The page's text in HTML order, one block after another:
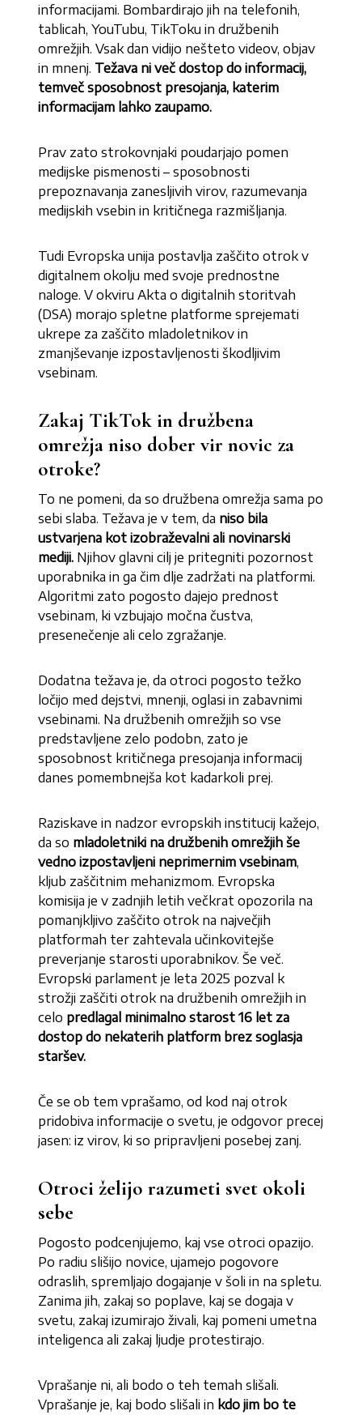
informacijami. Bombardirajo jih na telefonih,
tablicah, YouTubu, TikToku in družbenih
omrežjih. Vsak dan vidijo nešteto videov, objav
in mnenj. Težava ni več dostop do informacij,
temveč sposobnost presojanja, katerim
informacijam lahko zaupamo.
Prav zato strokovnjaki poudarjajo pomen
medijske pismenosti – sposobnosti
prepoznavanja zanesljivih virov, razumevanja
medijskih vsebin in kritičnega razmišljanja.
Tudi Evropska unija postavlja zaščito otrok v
digitalnem okolju med svoje prednostne
naloge. V okviru Akta o digitalnih storitvah
(DSA) morajo spletne platforme sprejemati
ukrepe za zaščito mladoletnikov in
zmanjševanje izpostavljenosti škodljivim
vsebinam.
Zakaj TikTok in družbena
omrežja niso dober vir novic za
otroke?
To ne pomeni, da so družbena omrežja sama po
sebi slaba. Težava je v tem, da niso bila
ustvarjena kot izobraževalni ali novinarski
mediji. Njihov glavni cilj je pritegniti pozornost
uporabnika in ga čim dlje zadržati na platformi.
Algoritmi zato pogosto dajejo prednost
vsebinam, ki vzbujajo močna čustva,
presenečenje ali celo zgražanje.
Dodatna težava je, da otroci pogosto težko
ločijo med dejstvi, mnenji, oglasi in zabavnimi
vsebinami. Na družbenih omrežjih so vse
predstavljene zelo podobn, zato je
sposobnost kritičnega presojanja informacij
danes pomembnejša kot kadarkoli prej.
Raziskave in nadzor evropskih institucij kažejo,
da so mladoletniki na družbenih omrežjih še
vedno izpostavljeni neprimernim vsebinam,
kljub zaščitnim mehanizmom. Evropska
komisija je v zadnjih letih večkrat opozorila na
pomanjkljivo zaščito otrok na največjih
platformah ter zahtevala učinkovitejše
preverjanje starosti uporabnikov. Še več.
Evropski parlament je leta 2025 pozval k
strožji zaščiti otrok na družbenih omrežjih in
celo predlagal minimalno starost 16 let za
dostop do nekaterih platform brez soglasja
staršev.
Če se ob tem vprašamo, od kod naj otrok
pridobiva informacije o svetu, je odgovor precej
jasen: iz virov, ki so pripravljeni posebej zanj.
Otroci želijo razumeti svet okoli
sebe
Pogosto podcenjujemo, kaj vse otroci opazijo.
Po radiu slišijo novice, ujamejo pogovore
odraslih, spremljajo dogajanje v šoli in na spletu.
Zanima jih, zakaj so poplave, kaj se dogaja v
svetu, zakaj izumirajo živali, kaj pomeni umetna
inteligenca ali zakaj ljudje protestirajo.
Vprašanje ni, ali bodo o teh temah slišali.
Vprašanje je, kaj bodo slišali in kdo jim bo te